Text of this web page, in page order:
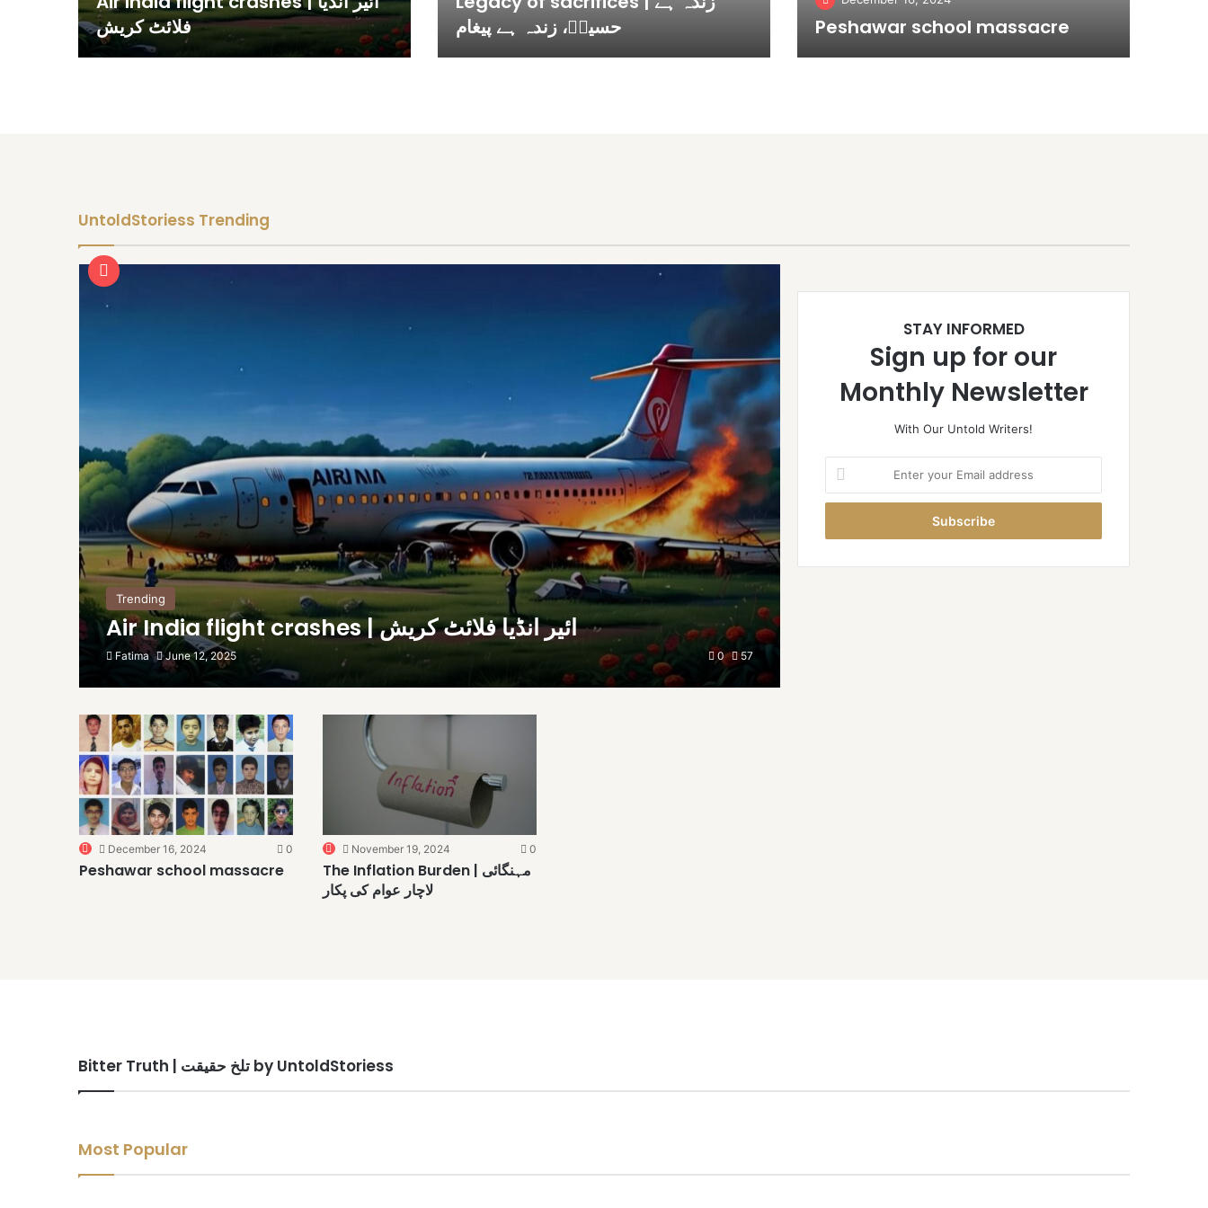
فلائٹ کریش
حسینؓ، زندہ ہے پیغام
Peshawar school massacre
UntoldStoriess Trending
Trending
Air India flight crashes | ائیر انڈیا فلائٹ کریش
Fatima June 12, 2025 0 57
December 16, 2024 0
Peshawar school massacre
November 19, 2024 0
The Inflation Burden | مہنگائی
لاچار عوام کی پکار
STAY INFORMED
Sign up for our
Monthly Newsletter
With Our Untold Writers!
Enter
your
Email
Bitter Truth | تلخ حقیقت by UntoldStoriess
June 11, 2024
Most Popular
November 1, 2024
November 19, 2024
June 12, 2025